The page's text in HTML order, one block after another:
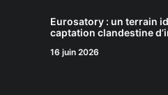
Eurosatory : un terrain
captation clandestine
16 juin 2026